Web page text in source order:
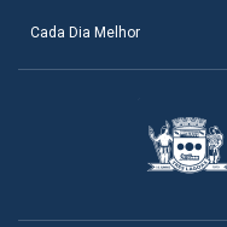
Cada Dia Melhor